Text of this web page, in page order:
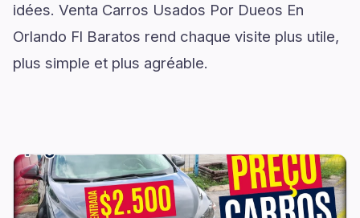
idées. Venta Carros Usados Por Dueos En
Orlando Fl Baratos rend chaque visite plus utile,
plus simple et plus agréable.